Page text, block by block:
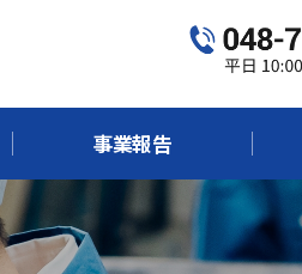
事業報告